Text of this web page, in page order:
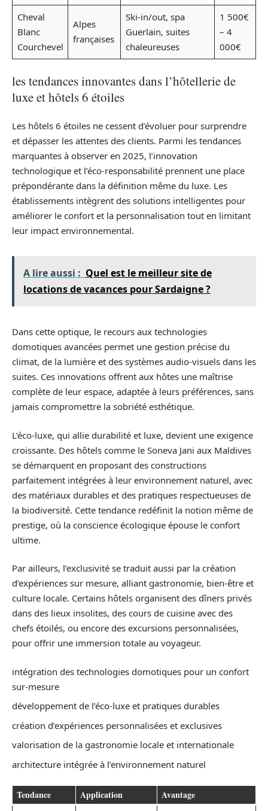
Cheval
Blanc
Courchevel
Alpes
françaises
Ski-in/out, spa
Guerlain, suites
chaleureuses
1 500€
– 4
000€
les tendances innovantes dans l’hôtellerie de
luxe et hôtels 6 étoiles
Les hôtels 6 étoiles ne cessent d’évoluer pour surprendre
et dépasser les attentes des clients. Parmi les tendances
marquantes à observer en 2025, l’innovation
technologique et l’éco-responsabilité prennent une place
prépondérante dans la définition même du luxe. Les
établissements intègrent des solutions intelligentes pour
améliorer le confort et la personnalisation tout en limitant
leur impact environnemental.
A lire aussi : Quel est le meilleur site de
locations de vacances pour Sardaigne ?
Dans cette optique, le recours aux technologies
domotiques avancées permet une gestion précise du
climat, de la lumière et des systèmes audio-visuels dans les
suites. Ces innovations offrent aux hôtes une maîtrise
complète de leur espace, adaptée à leurs préférences, sans
jamais compromettre la sobriété esthétique.
L’éco-luxe, qui allie durabilité et luxe, devient une exigence
croissante. Des hôtels comme le Soneva Jani aux Maldives
se démarquent en proposant des constructions
parfaitement intégrées à leur environnement naturel, avec
des matériaux durables et des pratiques respectueuses de
la biodiversité. Cette tendance redéfinit la notion même de
prestige, où la conscience écologique épouse le confort
ultime.
Par ailleurs, l’exclusivité se traduit aussi par la création
d’expériences sur mesure, alliant gastronomie, bien-être et
culture locale. Certains hôtels organisent des dîners privés
dans des lieux insolites, des cours de cuisine avec des
chefs étoilés, ou encore des excursions personnalisées,
pour offrir une immersion totale au voyageur.
intégration des technologies domotiques pour un confort
sur-mesure
développement de l’éco-luxe et pratiques durables
création d’expériences personnalisées et exclusives
valorisation de la gastronomie locale et internationale
architecture intégrée à l’environnement naturel
Tendance Application Avantage